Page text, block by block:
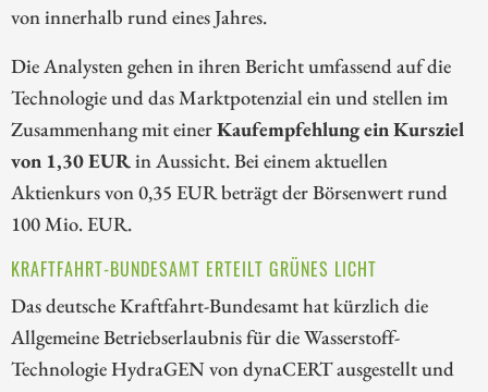
von innerhalb rund eines Jahres.
Die Analysten gehen in ihren Bericht umfassend auf die
Technologie und das Marktpotenzial ein und stellen im
Zusammenhang mit einerKaufempfehlung ein Kursziel
von 1,30 EURin Aussicht. Bei einem aktuellen
Aktienkurs von 0,35 EUR beträgt der Börsenwert rund
100 Mio. EUR.
KRAFTFAHRT-BUNDESAMT ERTEILT GRÜNES LICHT
Das deutsche Kraftfahrt-Bundesamt hat kürzlich die
Allgemeine Betriebserlaubnis für die Wasserstoff-
Technologie HydraGEN von dynaCERT ausgestellt und